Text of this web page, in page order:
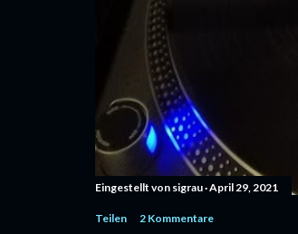
Eingestellt von sigrau April 29, 2021
Teilen 2 Kommentare